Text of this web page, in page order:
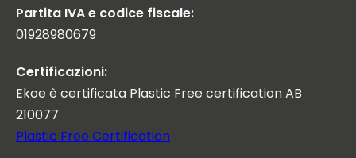
Partita IVA e codice fiscale:
01928980679
Certificazioni:
Ekoe è certificata Plastic Free certification AB
210077
Plastic Free Certification